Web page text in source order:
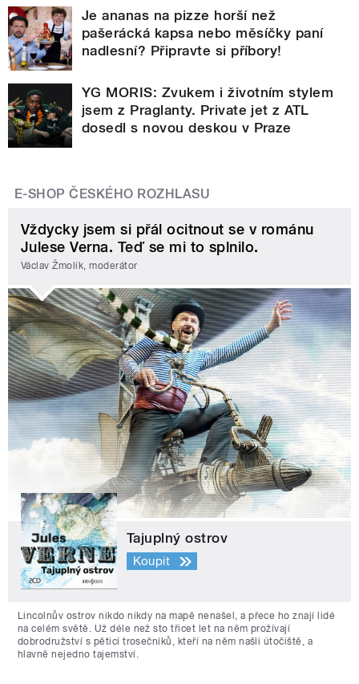
Je ananas na pizze horší než
pašerácká kapsa nebo měsíčky paní
nadlesní? Připravte si příbory!
YG MORIS: Zvukem i životním stylem
jsem z Praglanty. Private jet z ATL
dosedl s novou deskou v Praze
E-SHOP ČESKÉHO ROZHLASU
Vždycky jsem si přál ocitnout se v románu
Julese Verna. Teď se mi to splnilo.
Václav Žmolík, moderátor
Tajuplný ostrov
Koupit
Lincolnův ostrov nikdo nikdy na mapě nenašel, a přece ho znají lidé
na celém světě. Už déle než sto třicet let na něm prožívají
dobrodružství s pěticí trosečníků, kteří na něm našli útočiště, a
hlavně nejedno tajemství.